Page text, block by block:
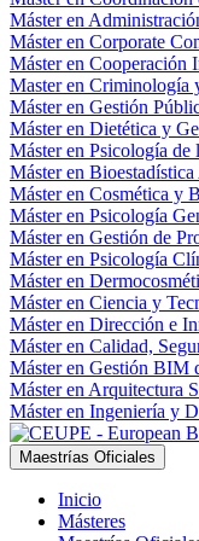
Máster en
Máster en Corporate
Máster en Cooperación
Master en Criminología
Máster en Gestión
Máster en Dietética y
Máster en Psicología
Máster en
Máster en Cosmética y
Máster en Psicología
Máster en Gestión de
Máster en Psicología
Máster en
Máster en Ciencia y
Máster en Dirección e
Máster en Calidad,
Máster en Gestión BIM
Máster en Arquitectura
Máster en Ingeniería y
Maestrías Oficiales
Inicio
Másteres